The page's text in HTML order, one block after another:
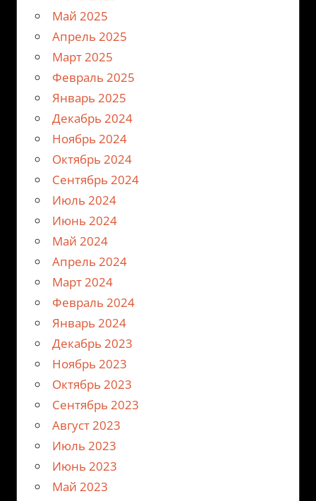
Май 2025
Апрель 2025
Март 2025
Февраль 2025
Январь 2025
Декабрь 2024
Ноябрь 2024
Октябрь 2024
Сентябрь 2024
Июль 2024
Июнь 2024
Май 2024
Апрель 2024
Март 2024
Февраль 2024
Январь 2024
Декабрь 2023
Ноябрь 2023
Октябрь 2023
Сентябрь 2023
Август 2023
Июль 2023
Июнь 2023
Май 2023